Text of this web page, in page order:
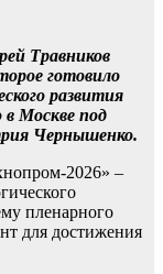
Травников
готовило
развития
Москве под
Чернышенко.
2026» –
пленарного
для достижения